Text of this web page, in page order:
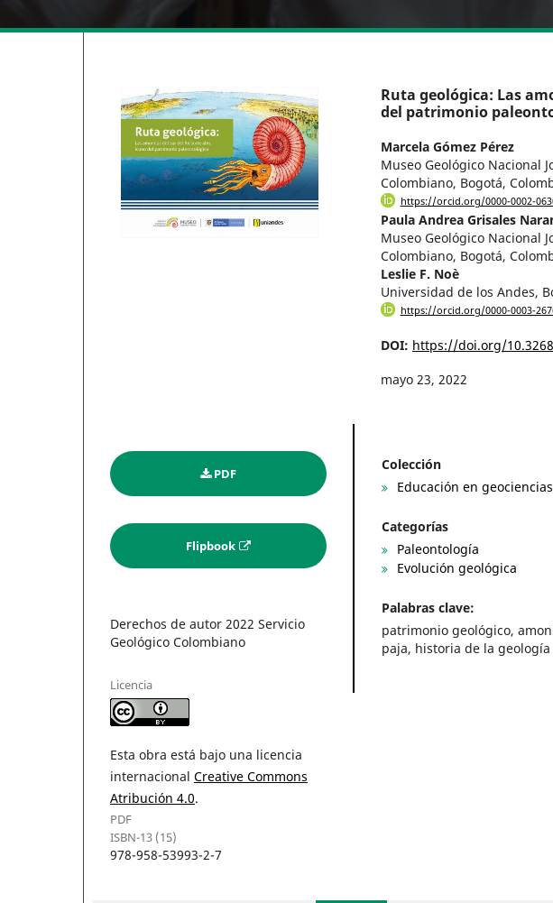
Ruta geológica: Las
del patrimonio
Marcela Gómez Pérez
Museo Geológico Nacional
Colombiano, Bogotá,
https://orcid.org/0000-0002-
Paula Andrea Grisales
Museo Geológico Nacional
Colombiano, Bogotá,
Leslie F. Noè
Universidad de los Andes,
https://orcid.org/0000-0003-
DOI: https://doi.org/
mayo 23, 2022
PDF
Flipbook
Derechos de autor 2022 Servicio
Geológico Colombiano
Licencia
Esta obra está bajo una licencia
internacional Creative Commons
Atribución 4.0.
PDF
ISBN-13 (15)
978-958-53993-2-7
Colección
Educación en
Categorías
Paleontología
Evolución geológica
Palabras clave:
patrimonio geológico,
paja, historia de la